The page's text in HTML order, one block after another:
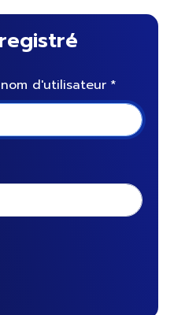
d'utilisateur